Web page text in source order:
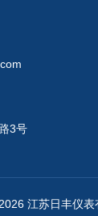
3号
江苏日丰仪表